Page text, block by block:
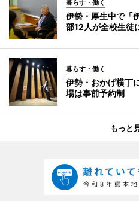
暮らす・働く
伊勢・厚生中で「
部12人が全校生徒
暮らす・働く
伊勢・おかげ横丁
場は事前予約制
もっと